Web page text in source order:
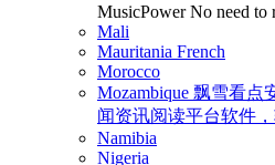
MusicPower No need to
Mali
Mauritania French
Morocco
Mozambique 飘雪看点
闻资讯阅读平台软件
Namibia
Nigeria